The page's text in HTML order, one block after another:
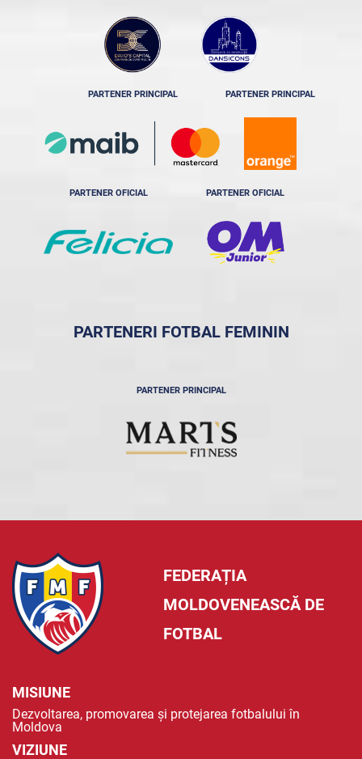
PARTENER PRINCIPAL PARTENER PRINCIPAL
PARTENER OFICIAL PARTENER OFICIAL
PARTENERI FOTBAL FEMININ
PARTENER PRINCIPAL
FEDERAȚIA
MOLDOVENEASCĂ DE
FOTBAL
MISIUNE
Dezvoltarea, promovarea și protejarea fotbalului în
Moldova
VIZIUNE